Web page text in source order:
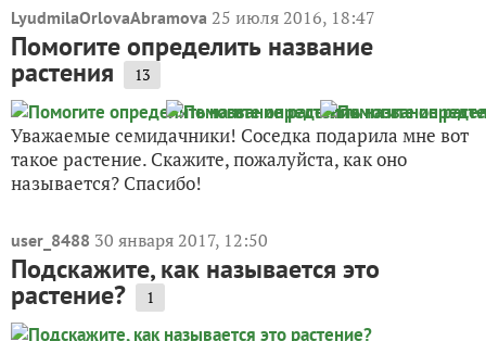
LyudmilaOrlovaAbramova 25 июля 2016, 18:47
Помогите определить название
растения 13
Уважаемые семидачники! Соседка подарила мне вот
такое растение. Скажите, пожалуйста, как оно
называется? Спасибо!
user_8488 30 января 2017, 12:50
Подскажите, как называется это
растение? 1